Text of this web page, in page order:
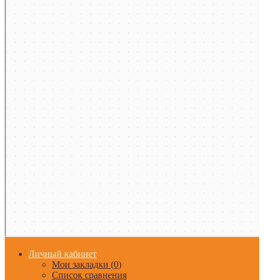
Личный кабинет
Мои закладки (0)
Список сравнения